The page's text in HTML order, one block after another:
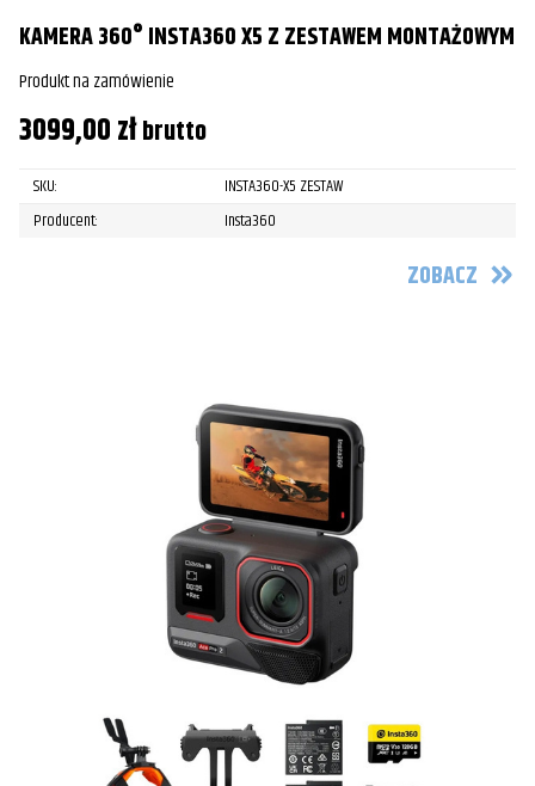
KAMERA 360° INSTA360 X5 Z ZESTAWEM MONTAŻOWYM
Produkt na zamówienie
3099,00złbrutto
SKU:
INSTA360-X5 ZESTAW
Producent:
Insta360
ZOBACZ